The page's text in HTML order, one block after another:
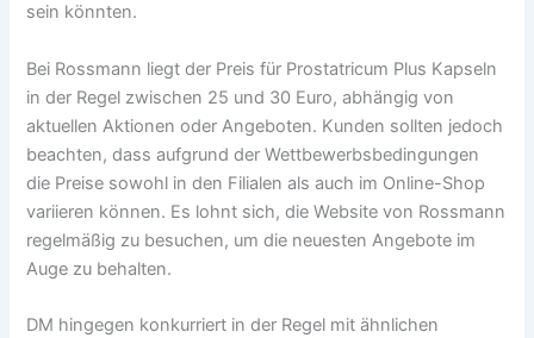
sein könnten.
Bei Rossmann liegt der Preis für Prostatricum Plus Kapseln
in der Regel zwischen 25 und 30 Euro, abhängig von
aktuellen Aktionen oder Angeboten. Kunden sollten jedoch
beachten, dass aufgrund der Wettbewerbsbedingungen
die Preise sowohl in den Filialen als auch im Online-Shop
variieren können. Es lohnt sich, die Website von Rossmann
regelmäßig zu besuchen, um die neuesten Angebote im
Auge zu behalten.
DM hingegen konkurriert in der Regel mit ähnlichen